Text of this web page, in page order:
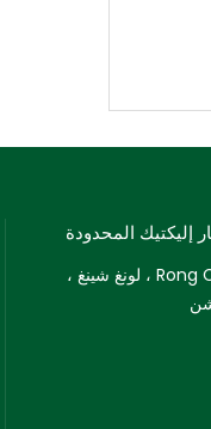
Rong Chuang Zhi Hui Plaza ، لونغ شينغ ،